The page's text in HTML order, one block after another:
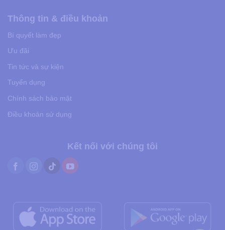
Thông tin & điều khoản
Bí quyết làm đẹp
Ưu đãi
Tin tức và sự kiện
Tuyển dụng
Chính sách bảo mật
Điều khoản sử dụng
Kết nối với chúng tôi